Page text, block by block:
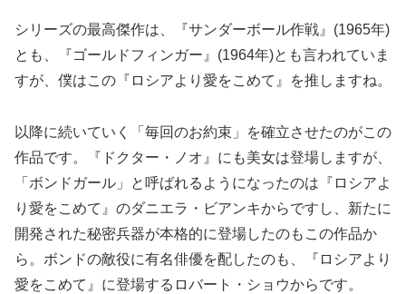
シリーズの最高傑作は、『サンダーボール作戦』(1965年)
とも、『ゴールドフィンガー』(1964年)とも言われていま
すが、僕はこの『ロシアより愛をこめて』を推しますね。
以降に続いていく「毎回のお約束」を確立させたのがこの
作品です。『ドクター・ノオ』にも美女は登場しますが、
「ボンドガール」と呼ばれるようになったのは『ロシアよ
り愛をこめて』のダニエラ・ビアンキからですし、新たに
開発された秘密兵器が本格的に登場したのもこの作品か
ら。ボンドの敵役に有名俳優を配したのも、『ロシアより
愛をこめて』に登場するロバート・ショウからです。